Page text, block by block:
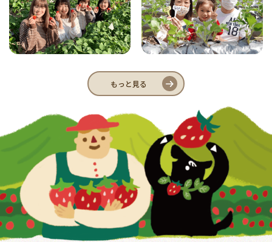
もっと見る